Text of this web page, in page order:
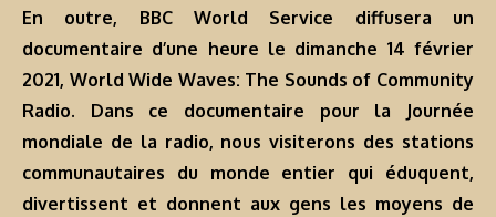
En outre, BBC World Service diffusera un
documentaire d’une heure le dimanche 14 février
2021, World Wide Waves: The Sounds of Community
Radio. Dans ce documentaire pour la Journée
mondiale de la radio, nous visiterons des stations
communautaires du monde entier qui éduquent,
divertissent et donnent aux gens les moyens de